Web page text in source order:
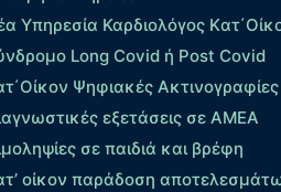
Υπηρεσία Καρδιολόγος
Long Covid ή Post Covid
Ψηφιακές Ακτινογραφίες
εξετάσεις σε ΑΜΕΑ
σε παιδιά και βρέφη
οίκον παράδοση